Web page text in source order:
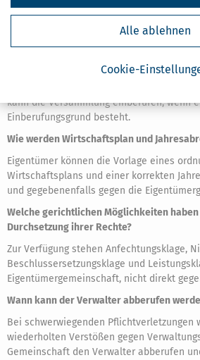
Cookie-
Alle ablehnen
Einladungen, nicht eingehaltene Fristen
vorliegen. Sie werden erst durch ein
Wie können Eigentümer eine
wenn der Verwalter sich weigert?
kann die Versammlung einberufen, wenn
Einberufungsgrund besteht.
Wie werden Wirtschaftsplan und
Eigentümer können die Vorlage eines
Wirtschaftsplans und einer korrekten
und gegebenenfalls gegen die
Welche gerichtlichen Möglichkeiten
Durchsetzung ihrer Rechte?
Zur Verfügung stehen Anfechtungsklage,
Beschlussersetzungsklage und
Eigentümergemeinschaft, nicht direkt
Wann kann der Verwalter abberufen
Bei schwerwiegenden Pflichtverletzungen
wiederholten Verstößen gegen
Gemeinschaft den Verwalter abberufen